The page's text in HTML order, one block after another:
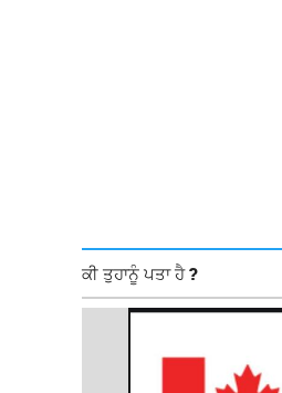
ਕੀ ਤੁਹਾਨੂੰ ਪਤਾ ਹੈ ?